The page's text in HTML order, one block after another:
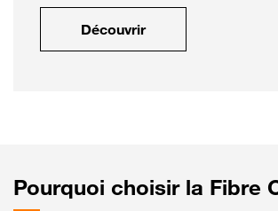
Découvrir
Pourquoi choisir la Fibre